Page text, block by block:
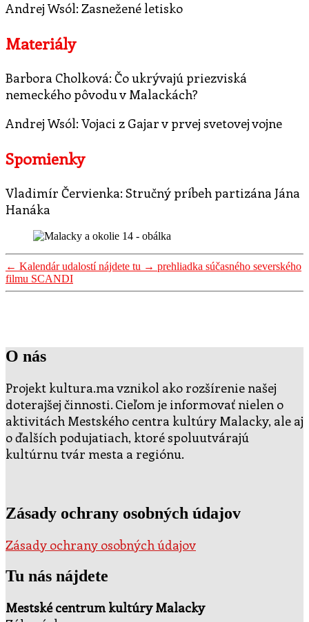
Andrej Wsól: Zasnežené letisko
Materiály
Barbora Cholková: Čo ukrývajú priezviská
nemeckého pôvodu v Malackách?
Andrej Wsól: Vojaci z Gajar v prvej svetovej vojne
Spomienky
Vladimír Červienka: Stručný príbeh partizána Jána
Hanáka
← Kalendár udalostí nájdete tu → prehliadka súčasného severského
filmu SCANDI
O nás
Projekt kultura.ma vznikol ako rozšírenie našej
doterajšej činnosti. Cieľom je informovať nielen o
aktivitách Mestského centra kultúry Malacky, ale aj
o ďalších podujatiach, ktoré spoluutvárajú
kultúrnu tvár mesta a regiónu.
Zásady ochrany osobných údajov
Zásady ochrany osobných údajov
Tu nás nájdete
Mestské centrum kultúry Malacky